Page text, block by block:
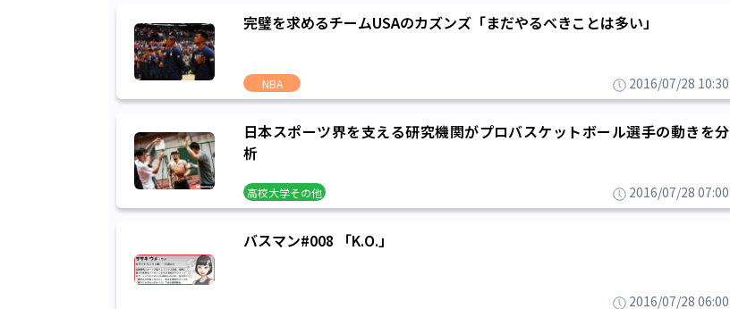
完璧を求めるチームUSAのカズンズ「まだやるべきことは多い」
NBA 2016/07/28 10:30
日本スポーツ界を支える研究機関がプロバスケットボール選手の動きを分
析
高校大学その他 2016/07/28 07:00
バスマン#008 「K.O.」
2016/07/28 06:00